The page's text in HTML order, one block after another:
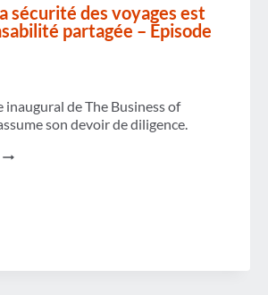
sécurité des voyages est
partagée – Épisode
inaugural de The Business of
son devoir de diligence.